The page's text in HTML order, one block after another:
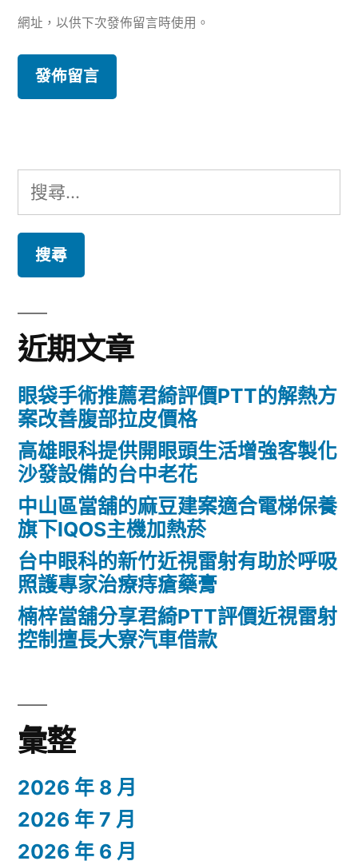
網址，以供下次發佈留言時使用。
搜
尋
鍵
字:
近期文章
眼袋手術推薦君綺評價PTT的解熱方
案改善腹部拉皮價格
高雄眼科提供開眼頭生活增強客製化
沙發設備的台中老花
中山區當舖的麻豆建案適合電梯保養
旗下IQOS主機加熱菸
台中眼科的新竹近視雷射有助於呼吸
照護專家治療痔瘡藥膏
楠梓當舖分享君綺PTT評價近視雷射
控制擅長大寮汽車借款
彙整
2026 年 8 月
2026 年 7 月
2026 年 6 月